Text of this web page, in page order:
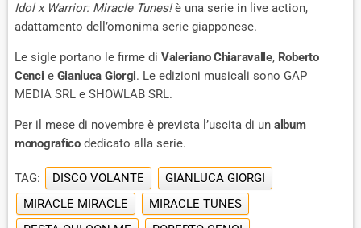
Idol x Warrior: Miracle Tunes!è una serie in live action,
adattamento dell’omonima serie giapponese.
Le sigle portano le firme di Valeriano Chiaravalle, Roberto
Cenci e Gianluca Giorgi. Le edizioni musicali sono GAP
MEDIA SRL e SHOWLAB SRL.
Per il mese di novembre è prevista l’uscita di un album
monograficodedicato alla serie.
TAG: DISCO VOLANTE
GIANLUCA GIORGI
MIRACLE MIRACLE
MIRACLE TUNES